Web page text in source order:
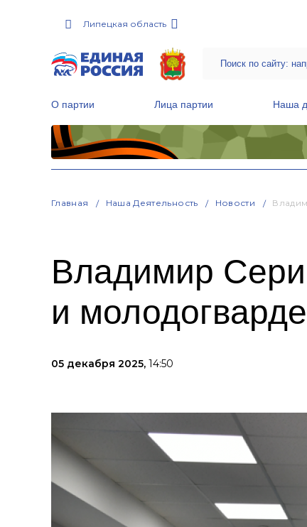
Липецкая область
О партии Лица партии Наша
Главная Наша Деятельность Новости
Владимир
и
05 декабря 2025, 14:50